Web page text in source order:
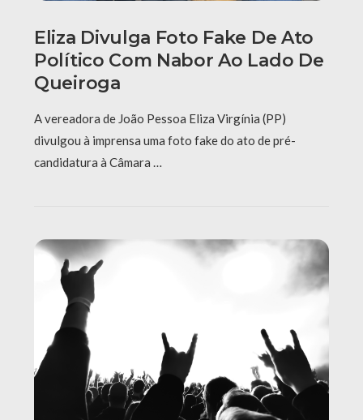
Eliza Divulga Foto Fake De Ato
Político Com Nabor Ao Lado De
Queiroga
A vereadora de João Pessoa Eliza Virgínia (PP)
divulgou à imprensa uma foto fake do ato de pré-
candidatura à Câmara …